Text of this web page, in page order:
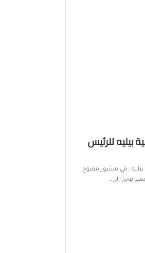
بيليه للرئيس
بيليه ، في منشور مفتوح
بوتن إلى…